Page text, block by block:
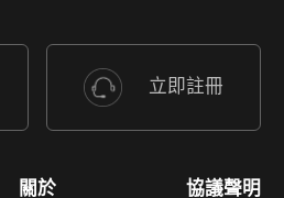
立即註冊
關於
協議聲明